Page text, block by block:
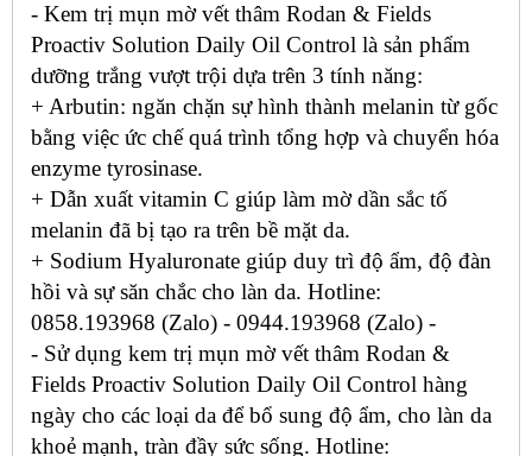
- Kem trị mụn mờ vết thâm Rodan & Fields
Proactiv Solution Daily Oil Control là sản phẩm
dưỡng trắng vượt trội dựa trên 3 tính năng:
+ Arbutin: ngăn chặn sự hình thành melanin từ gốc
bằng việc ức chế quá trình tổng hợp và chuyển hóa
enzyme tyrosinase.
+ Dẫn xuất vitamin C giúp làm mờ dần sắc tố
melanin đã bị tạo ra trên bề mặt da.
+ Sodium Hyaluronate giúp duy trì độ ẩm, độ đàn
hồi và sự săn chắc cho làn da. Hotline:
0858.193968 (Zalo) - 0944.193968 (Zalo) -
- Sử dụng kem trị mụn mờ vết thâm Rodan &
Fields Proactiv Solution Daily Oil Control hàng
ngày cho các loại da để bổ sung độ ẩm, cho làn da
khoẻ mạnh, tràn đầy sức sống. Hotline: